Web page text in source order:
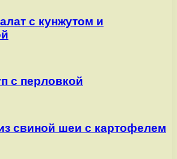
с кунжутом и
с перловкой
свиной шеи с картофелем